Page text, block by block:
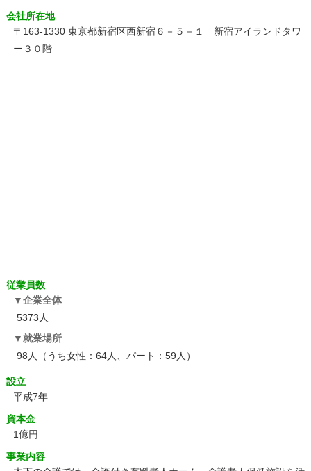
会社所在地
〒163-1330 東京都新宿区西新宿６－５－１ 新宿アイランドタワ
ー３０階
従業員数
企業全体
5373人
就業場所
98人（うち女性：64人、パート：59人）
設立
平成7年
資本金
1億円
事業内容